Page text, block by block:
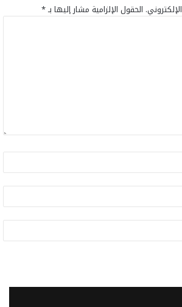
الحقول الإلزامية مشار إليها بـ*